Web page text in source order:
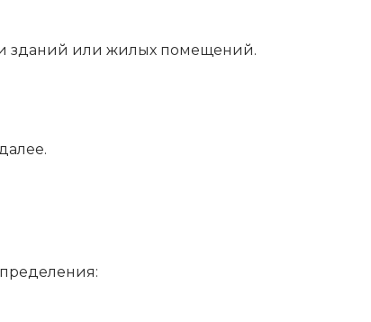
зданий или жилых помещений.